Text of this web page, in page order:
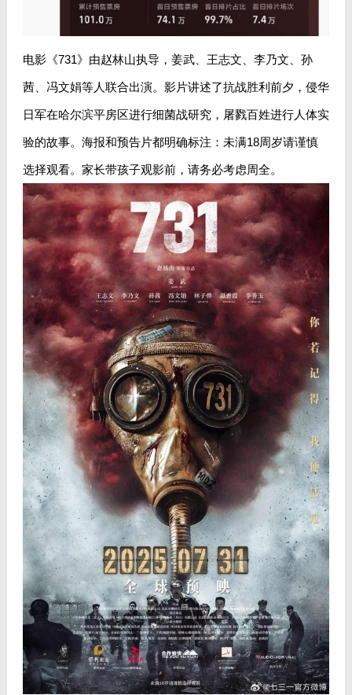
电影《731》由赵林山执导，姜武、王志文、李乃文、孙
茜、冯文娟等人联合出演。影片讲述了抗战胜利前夕，侵华
日军在哈尔滨平房区进行细菌战研究，屠戮百姓进行人体实
验的故事。海报和预告片都明确标注：未满18周岁请谨慎
选择观看。家长带孩子观影前，请务必考虑周全。